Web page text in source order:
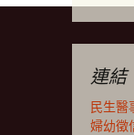
連結
民生醫
婦幼徵